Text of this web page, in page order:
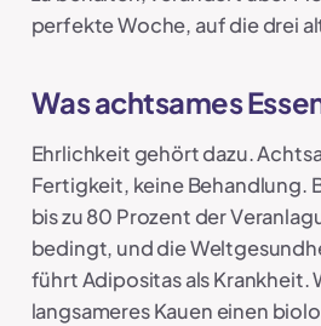
perfekte Woche, auf die drei
Was achtsames
Ehrlichkeit gehört dazu.
Fertigkeit, keine Behandlung.
bis zu 80 Prozent der
bedingt, und die
führt Adipositas als Krankheit.
langsameres Kauen einen